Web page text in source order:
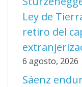
Ley de
retiro del
6 agosto, 2026
Sáenz